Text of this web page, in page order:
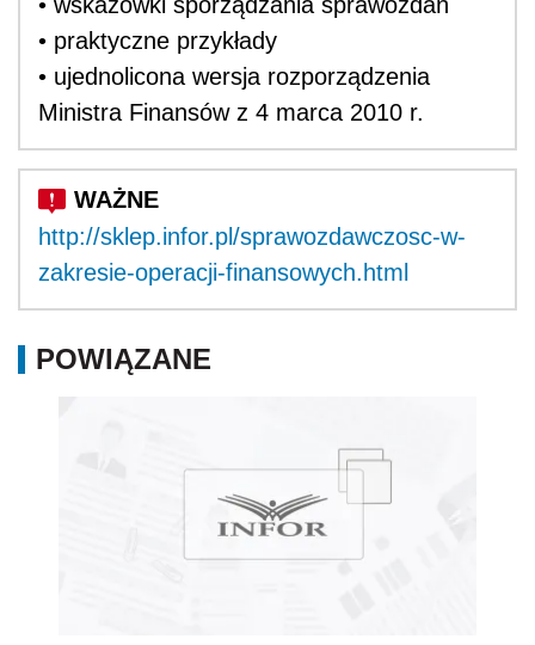
• praktyczne przykłady
• ujednolicona wersja rozporządzenia
Ministra Finansów z 4 marca 2010 r.
http://sklep.infor.pl/sprawozdawczosc-w-
zakresie-operacji-finansowych.html
POWIĄZANE